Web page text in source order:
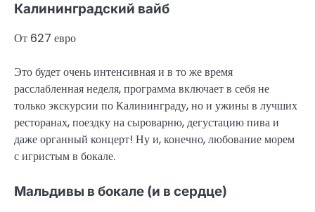
Калининградский вайб
От 627 евро
Это будет очень интенсивная и в то же время
расслабленная неделя, программа включает в себя не
только экскурсии по Калининграду, но и ужины в лучших
ресторанах, поездку на сыроварню, дегустацию пива и
даже органный концерт! Ну и, конечно, любование морем
с игристым в бокале.
Мальдивы в бокале (и в сердце)